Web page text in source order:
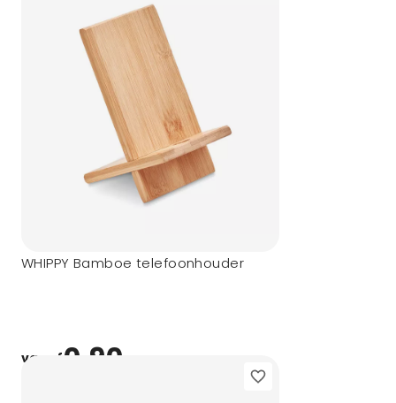
WHIPPY Bamboe telefoonhouder
vanaf0,90